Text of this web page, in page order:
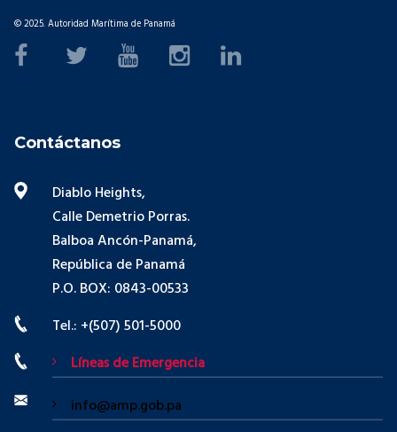
© 2025. Autoridad Marítima de Panamá
Contáctanos
Diablo Heights,
Calle Demetrio Porras.
Balboa Ancón-Panamá,
República de Panamá
P.O. BOX: 0843-00533
Tel.: +(507) 501-5000
Líneas de Emergencia
info@amp.gob.pa